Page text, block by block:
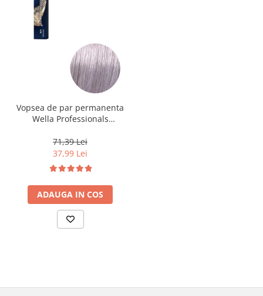
Vopsea de par permanenta
Wella Professionals
, Blond Special Albastrui
Cenusiu, 60 ml
71,39 Lei
37,99 Lei
ADAUGA IN COS